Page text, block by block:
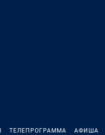
ТЕЛЕПРОГРАММА АФИША